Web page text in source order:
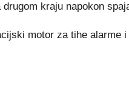
kraju napokon
motor za tihe alarme